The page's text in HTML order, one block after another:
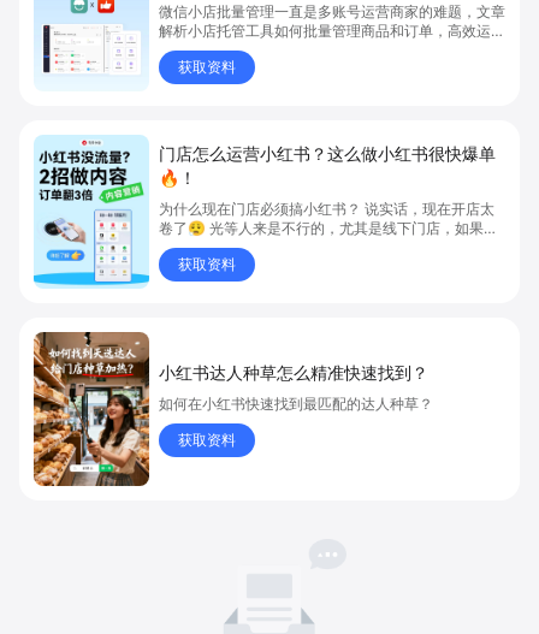
微信小店批量管理一直是多账号运营商家的难题，文章
解析小店托管工具如何批量管理商品和订单，高效运营
多账号微信小店。通过智能同步、AI运营托管和丰富营
销玩法，全面提升门店管理效率。点击了解微信小店批
量管理、高效托管的实用方案！
获取资料
门店怎么运营小红书？这么做小红书很快爆单
🔥！
为什么现在门店必须搞小红书？ 说实话，现在开店太
卷了😮‍💨 光等人来是不行的，尤其是线下门店，如果你
还没开始做小红书，那真的就是“闭着眼放弃客流”🚪
💸 获取资料
小红书达人种草怎么精准快速找到？
如何在小红书快速找到最匹配的达人种草？
获取资料